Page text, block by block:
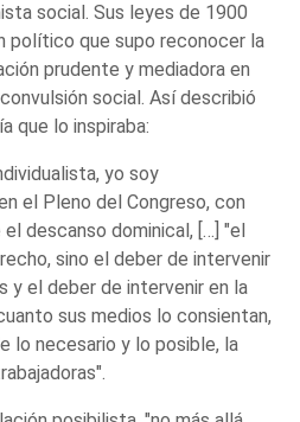
social. Sus leyes de 1900
político que supo reconocer la
prudente y mediadora en
social. Así describió
que lo inspiraba:
yo soy
el Pleno del Congreso, con
descanso dominical, […] "el
sino el deber de intervenir
y el deber de intervenir en la
sus medios lo consientan,
lo necesario y lo posible, la